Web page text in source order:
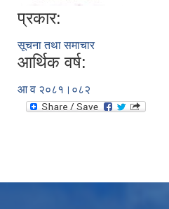
प्रकार:
सूचना तथा समाचार
आर्थिक वर्ष:
आ व २०८१।०८२